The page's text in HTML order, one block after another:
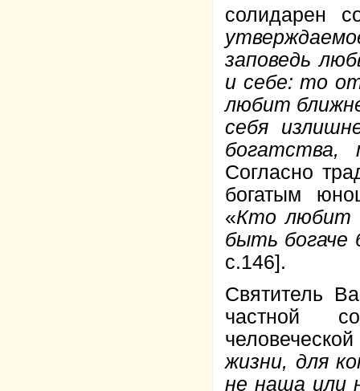
солидарен
заповедь
и себе: то
любит
себя
Согласно
богатым
«Кто любит
быть богаче
с.146].
Святитель
частной
жизни, для
не наша или